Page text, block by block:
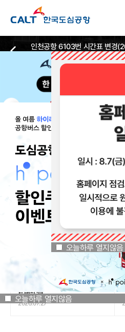
오늘하루 열지않음
오늘하루 열지않음
오늘하루 열지않음
Best Way,
to the
Best Way,
to the
Best Way,
to the
인천공항 6103번 시간표 변경
2026-07-13
실시간
위치안내
리무진 노선
및 시간표
공지
[인천국제공항공사 x 잔망루피]
공항은 GREEN하게, 굿즈는
특별하게!
2026.07.27